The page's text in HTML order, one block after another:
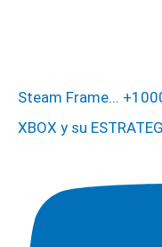
Steam Frame...
XBOX y su